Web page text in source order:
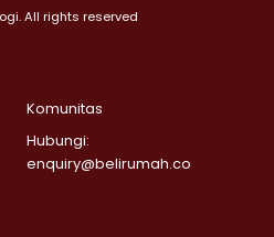
All rights reserved
Komunitas
Hubungi:
enquiry@belirumah.co